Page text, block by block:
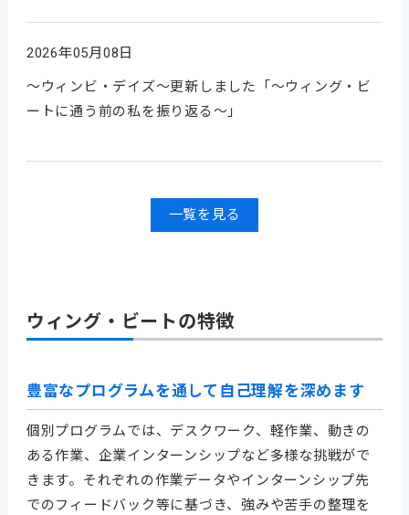
2026年05月08日
～ウィンビ・デイズ～更新しました「～ウィング・ビ
ートに通う前の私を振り返る～」
一覧を見る
ウィング・ビートの特徴
豊富なプログラムを通して自己理解を深めます
個別プログラムでは、デスクワーク、軽作業、動きの
ある作業、企業インターンシップなど多様な挑戦がで
きます。それぞれの作業データやインターンシップ先
でのフィードバック等に基づき、強みや苦手の整理を